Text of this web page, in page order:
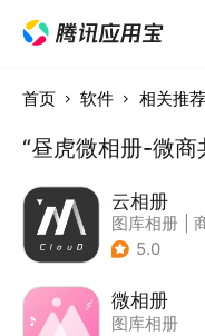
首页 软件 相关推荐
“昼虎微相册-微
云相册
图库相册
5.0
微相册
图库相册